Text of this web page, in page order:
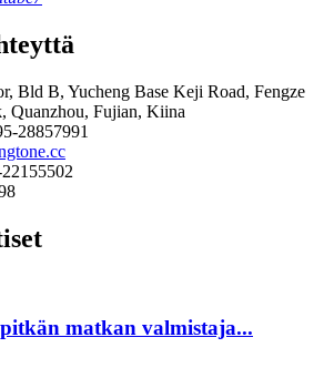
Bld B, Yucheng Base Keji Road, Fengze
Quanzhou, Fujian, Kiina
28857991
matkan valmistaja...